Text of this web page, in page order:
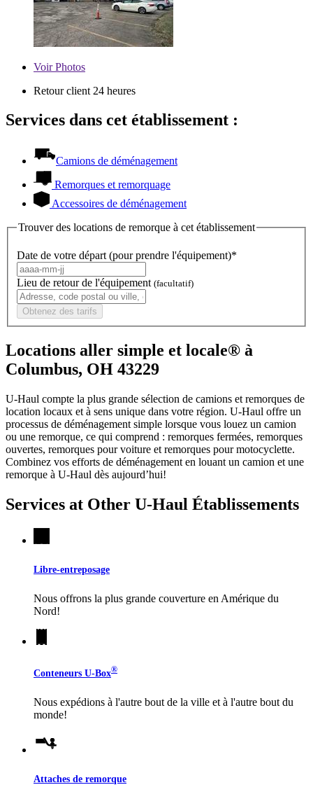
VoirPhotos
Retour client 24 heures
Services dans cet établissement :
Camions de déménagement
Remorques et remorquage
Accessoires de déménagement
Trouver des locations de remorque à cet établissement
Date de votre départ (pour prendre l'équipement)*
Lieu de retour de l'équipement (facultatif)
Obtenez des tarifs
Locations aller simple et locale® à
Columbus, OH 43229
U-Haul compte la plus grande sélection de camions et remorques de
location locaux et à sens unique dans votre région. U-Haul offre un
processus de déménagement simple lorsque vous louez un camion
ou une remorque, ce qui comprend : remorques fermées, remorques
ouvertes, remorques pour voiture et remorques pour motocyclette.
Combinez vos efforts de déménagement en louant un camion et une
remorque à U-Haul dès aujourd’hui!
Services at Other U-Haul Établissements
Libre-entreposage
Nous offrons la plus grande couverture en Amérique du
Nord!
Conteneurs U-Box®
Nous expédions à l'autre bout de la ville et à l'autre bout du
monde!
Attaches de remorque